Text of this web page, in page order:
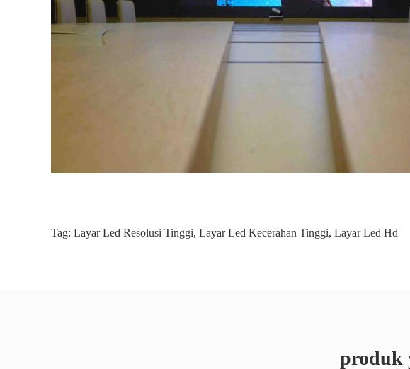
Tag: Layar Led Resolusi Tinggi, Layar Led Kecerahan Tinggi, Layar Led Hd
produk